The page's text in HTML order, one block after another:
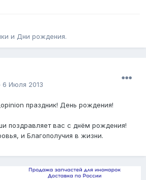
и Дни рождения.
6 Июля 2013
праздник! День рождения!
поздравляет вас с днём рождения!
и Благополучия в жизни.